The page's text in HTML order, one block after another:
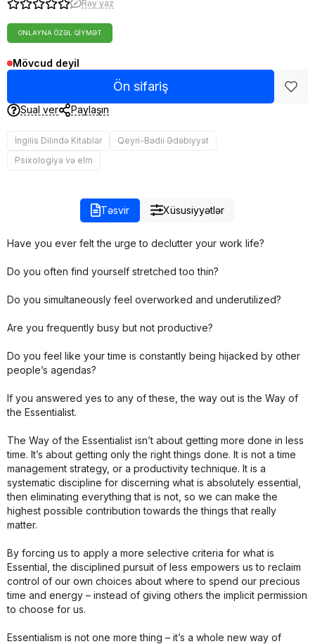
Rəy yaz
ONLAYNA ÖZƏL QIYMƏT
Mövcud deyil
Ön sifariş
Sual ver Paylaşın
İngilis Dilində Kitablar
Qeyri-Bədii Ədəbiyyat
Psixologiya və elm
Təsvir Xüsusiyyətlər
Have you ever felt the urge to declutter your work life?
Do you often find yourself stretched too thin?
Do you simultaneously feel overworked and underutilized?
Are you frequently busy but not productive?
Do you feel like your time is constantly being hijacked by other
people’s agendas?
If you answered yes to any of these, the way out is the Way of
the Essentialist.
The Way of the Essentialist isn’t about getting more done in less
time. It’s about getting only the right things done. It is not a time
management strategy, or a productivity technique. It is a
systematic discipline for discerning what is absolutely essential,
then eliminating everything that is not, so we can make the
highest possible contribution towards the things that really
matter.
By forcing us to apply a more selective criteria for what is
Essential, the disciplined pursuit of less empowers us to reclaim
control of our own choices about where to spend our precious
time and energy – instead of giving others the implicit permission
to choose for us.
Essentialism is not one more thing – it’s a whole new way of